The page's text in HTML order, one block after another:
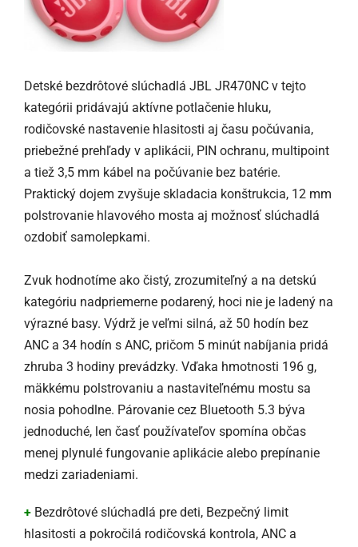
Detské bezdrôtové slúchadlá JBL JR470NC v tejto
kategórii pridávajú aktívne potlačenie hluku,
rodičovské nastavenie hlasitosti aj času počúvania,
priebežné prehľady v aplikácii, PIN ochranu, multipoint
a tiež 3,5 mm kábel na počúvanie bez batérie.
Praktický dojem zvyšuje skladacia konštrukcia, 12 mm
polstrovanie hlavového mosta aj možnosť slúchadlá
ozdobiť samolepkami.
Zvuk hodnotíme ako čistý, zrozumiteľný a na detskú
kategóriu nadpriemerne podarený, hoci nie je ladený na
výrazné basy. Výdrž je veľmi silná, až 50 hodín bez
ANC a 34 hodín s ANC, pričom 5 minút nabíjania pridá
zhruba 3 hodiny prevádzky. Vďaka hmotnosti 196 g,
mäkkému polstrovaniu a nastaviteľnému mostu sa
nosia pohodlne. Párovanie cez Bluetooth 5.3 býva
jednoduché, len časť používateľov spomína občas
menej plynulé fungovanie aplikácie alebo prepínanie
medzi zariadeniami.
+ Bezdrôtové slúchadlá pre deti, Bezpečný limit
hlasitosti a pokročilá rodičovská kontrola, ANC a